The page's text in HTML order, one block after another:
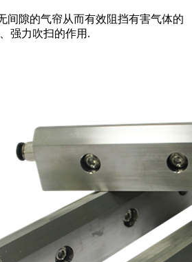
间隙的气帘从而有效阻挡有害气体的
强力吹扫的作用.